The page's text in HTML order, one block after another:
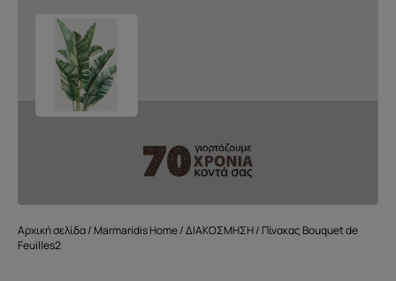
Αρχική σελίδα/ Marmaridis Home/ΔΙΑΚΟΣΜΗΣΗ/ Πίνακας Bouquet de
Feuilles2